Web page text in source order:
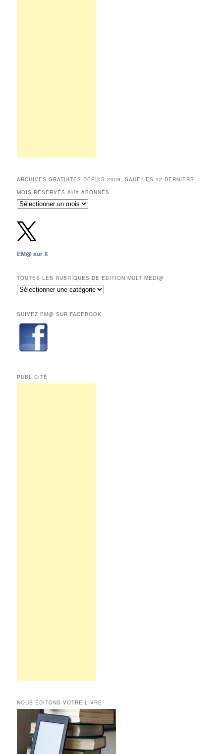
ARCHIVES GRATUITES DEPUIS 2009, SAUF LES 12 DERNIERS
MOIS RÉSERVÉS AUX ABONNÉS.
Archives
depuis
2009,
sauf
les
mois
réservés
aux
EM@ sur X
TOUTES LES RUBRIQUES DE EDITION MULTIMÉDI@
Toutes
de
Edition
Multimédi@
SUIVEZ EM@ SUR FACEBOOK
PUBLICITÉ
NOUS ÉDITONS VOTRE LIVRE